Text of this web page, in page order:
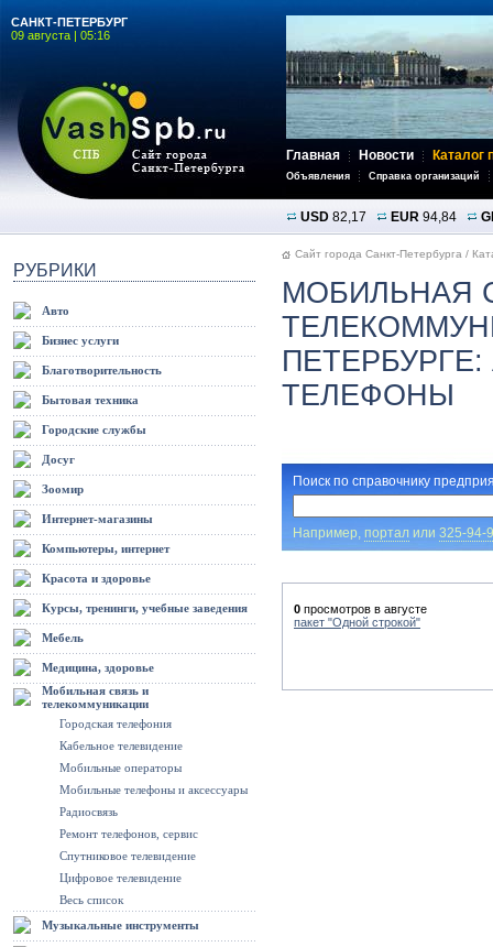
САНКТ-ПЕТЕРБУРГ
09 августа | 05:16
Главная Новости Каталог
Объявления Справка организаций
USD 82,17 EUR 94,84
РУБРИКИ
Авто
Бизнес услуги
Благотворительность
Бытовая техника
Городские службы
Досуг
Зоомир
Интернет-магазины
Компьютеры, интернет
Красота и здоровье
Курсы, тренинги, учебные заведения
Мебель
Медицина, здоровье
Мобильная связь и
телекоммуникации
Городская телефония
Кабельное телевидение
Мобильные операторы
Мобильные телефоны и аксессуары
Радиосвязь
Ремонт телефонов, сервис
Спутниковое телевидение
Цифровое телевидение
Весь список
Музыкальные инструменты
Сайт города Санкт-Петербурга /
МОБИЛЬНАЯ
ТЕЛЕФОНЫ
Поиск по справочнику
Например, порталили 325-94-
0 просмотров в августе
пакет "Одной строкой"